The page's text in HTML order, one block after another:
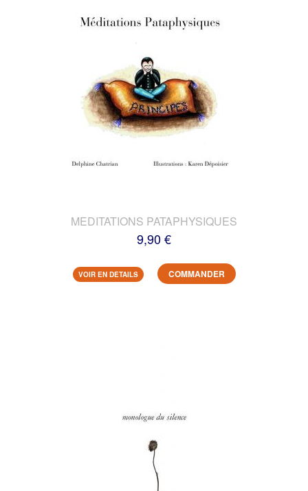
MEDITATIONS PATAPHYSIQUES
9,90 €
VOIR EN DETAILS COMMANDER